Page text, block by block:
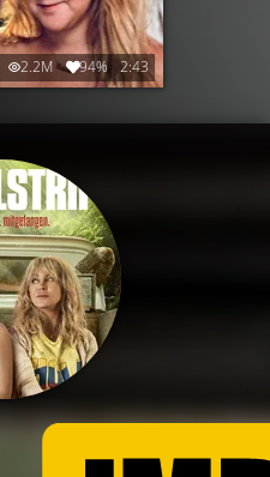
2.2M 94% 2:43